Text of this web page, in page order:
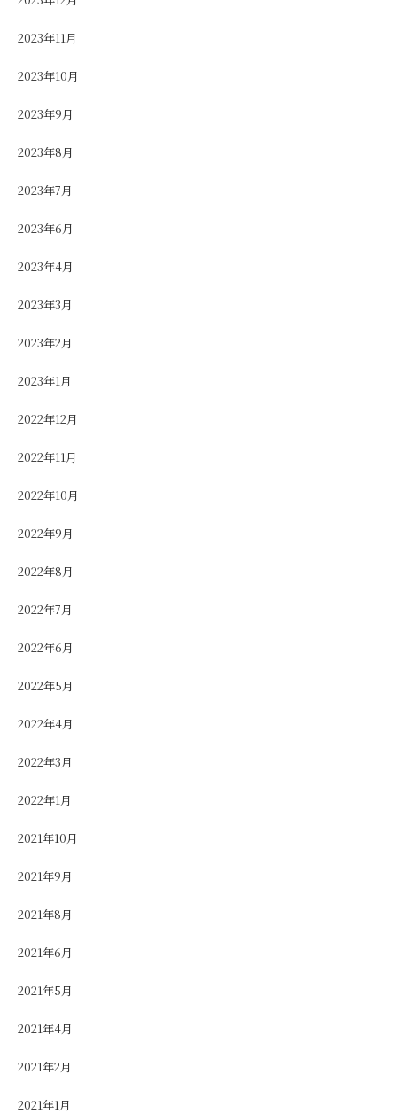
2023年11月
2023年10月
2023年9月
2023年8月
2023年7月
2023年6月
2023年4月
2023年3月
2023年2月
2023年1月
2022年12月
2022年11月
2022年10月
2022年9月
2022年8月
2022年7月
2022年6月
2022年5月
2022年4月
2022年3月
2022年1月
2021年10月
2021年9月
2021年8月
2021年6月
2021年5月
2021年4月
2021年2月
2021年1月